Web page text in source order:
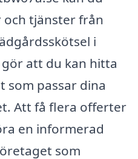
tjänster från
i
att du kan hitta
som passar dina
Att få flera offerter
en informerad
som